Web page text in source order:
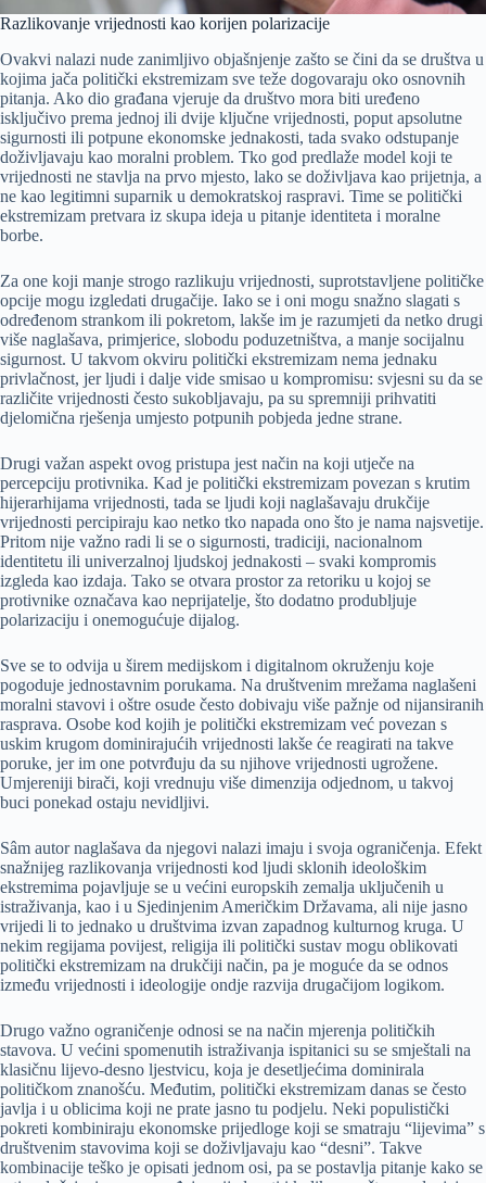
Razlikovanje vrijednosti kao korijen polarizacije
Ovakvi nalazi nude zanimljivo objašnjenje zašto se čini da se društva u
kojima jača politički ekstremizam sve teže dogovaraju oko osnovnih
pitanja. Ako dio građana vjeruje da društvo mora biti uređeno
isključivo prema jednoj ili dvije ključne vrijednosti, poput apsolutne
sigurnosti ili potpune ekonomske jednakosti, tada svako odstupanje
doživljavaju kao moralni problem. Tko god predlaže model koji te
vrijednosti ne stavlja na prvo mjesto, lako se doživljava kao prijetnja, a
ne kao legitimni suparnik u demokratskoj raspravi. Time se politički
ekstremizam pretvara iz skupa ideja u pitanje identiteta i moralne
borbe.
Za one koji manje strogo razlikuju vrijednosti, suprotstavljene političke
opcije mogu izgledati drugačije. Iako se i oni mogu snažno slagati s
određenom strankom ili pokretom, lakše im je razumjeti da netko drugi
više naglašava, primjerice, slobodu poduzetništva, a manje socijalnu
sigurnost. U takvom okviru politički ekstremizam nema jednaku
privlačnost, jer ljudi i dalje vide smisao u kompromisu: svjesni su da se
različite vrijednosti često sukobljavaju, pa su spremniji prihvatiti
djelomična rješenja umjesto potpunih pobjeda jedne strane.
Drugi važan aspekt ovog pristupa jest način na koji utječe na
percepciju protivnika. Kad je politički ekstremizam povezan s krutim
hijerarhijama vrijednosti, tada se ljudi koji naglašavaju drukčije
vrijednosti percipiraju kao netko tko napada ono što je nama najsvetije.
Pritom nije važno radi li se o sigurnosti, tradiciji, nacionalnom
identitetu ili univerzalnoj ljudskoj jednakosti – svaki kompromis
izgleda kao izdaja. Tako se otvara prostor za retoriku u kojoj se
protivnike označava kao neprijatelje, što dodatno produbljuje
polarizaciju i onemogućuje dijalog.
Sve se to odvija u širem medijskom i digitalnom okruženju koje
pogoduje jednostavnim porukama. Na društvenim mrežama naglašeni
moralni stavovi i oštre osude često dobivaju više pažnje od nijansiranih
rasprava. Osobe kod kojih je politički ekstremizam već povezan s
uskim krugom dominirajućih vrijednosti lakše će reagirati na takve
poruke, jer im one potvrđuju da su njihove vrijednosti ugrožene.
Umjereniji birači, koji vrednuju više dimenzija odjednom, u takvoj
buci ponekad ostaju nevidljivi.
Sâm autor naglašava da njegovi nalazi imaju i svoja ograničenja. Efekt
snažnijeg razlikovanja vrijednosti kod ljudi sklonih ideološkim
ekstremima pojavljuje se u većini europskih zemalja uključenih u
istraživanja, kao i u Sjedinjenim Američkim Državama, ali nije jasno
vrijedi li to jednako u društvima izvan zapadnog kulturnog kruga. U
nekim regijama povijest, religija ili politički sustav mogu oblikovati
politički ekstremizam na drukčiji način, pa je moguće da se odnos
između vrijednosti i ideologije ondje razvija drugačijom logikom.
Drugo važno ograničenje odnosi se na način mjerenja političkih
stavova. U većini spomenutih istraživanja ispitanici su se smještali na
klasičnu lijevo-desno ljestvicu, koja je desetljećima dominirala
političkom znanošću. Međutim, politički ekstremizam danas se često
javlja i u oblicima koji ne prate jasno tu podjelu. Neki populistički
pokreti kombiniraju ekonomske prijedloge koji se smatraju “lijevima” s
društvenim stavovima koji se doživljavaju kao “desni”. Takve
kombinacije teško je opisati jednom osi, pa se postavlja pitanje kako se